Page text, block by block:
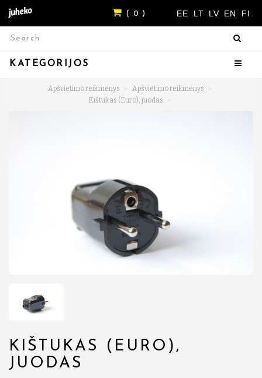
EE LT LV EN FI
( 0 )
KATEGORIJOS
Apšvietimo reikmenys
Apšvietimo reikmenys
Kištukas (Euro), juodas
KIŠTUKAS (EURO),
JUODAS